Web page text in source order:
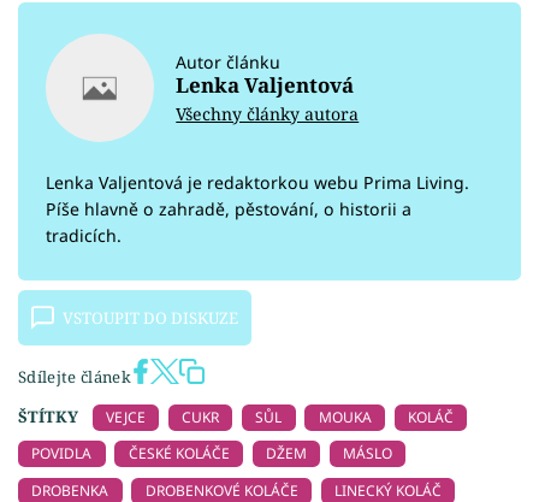
Autor článku
Lenka Valjentová
Všechny články autora
Lenka Valjentová je redaktorkou webu Prima Living.
Píše hlavně o zahradě, pěstování, o historii a
tradicích.
VSTOUPIT DO DISKUZE
Sdílejte článek
ŠTÍTKY
VEJCE CUKR SŮL MOUKA
KOLÁČ
POVIDLA
ČESKÉ KOLÁČE DŽEM
MÁSLO
DROBENKA
DROBENKOVÉ KOLÁČE
LINECKÝ KOLÁČ